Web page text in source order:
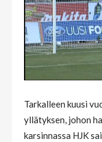
Tarkalleen kuusi
yllätyksen, johon
karsinnassa HJK